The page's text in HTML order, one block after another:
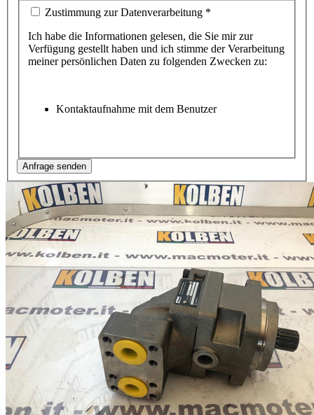
Zustimmung zur Datenverarbeitung *
Ich habe die Informationen gelesen, die Sie mir zur
Verfügung gestellt haben und ich stimme der Verarbeitung
meiner persönlichen Daten zu folgenden Zwecken zu:
Kontaktaufnahme mit dem Benutzer